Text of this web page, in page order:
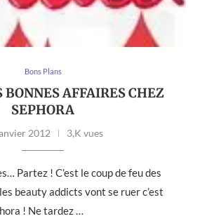
Bons Plans
BONNES AFFAIRES CHEZ
SEPHORA
2012 3,K vues
Partez ! C’est le coup de feu des
beauty addicts vont se ruer c’est
! Ne tardez …